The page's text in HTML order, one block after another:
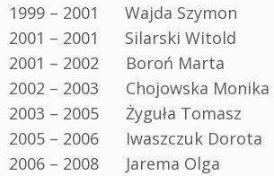
1999 – 2001
Wajda Szymon
2001 – 2001
Silarski Witold
2001 – 2002 Boroń Marta
2002 – 2003 Chojowska Monika
2003 – 2005 Żyguła Tomasz
2005 – 2006 Iwaszczuk Dorota
2006 – 2008 Jarema Olga